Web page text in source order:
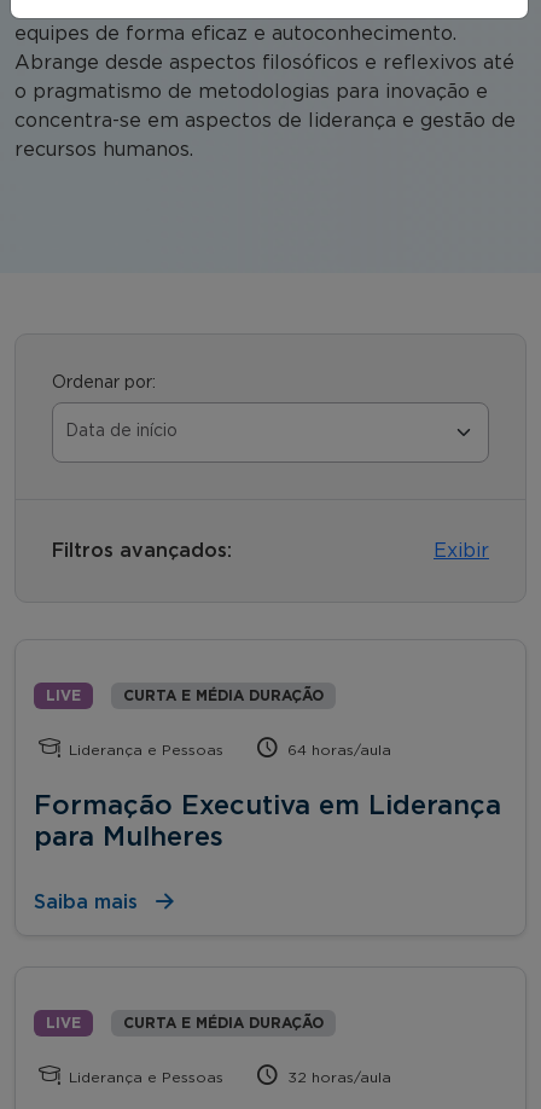
equipes de forma eficaz e autoconhecimento.
Abrange desde aspectos filosóficos e reflexivos até
o pragmatismo de metodologias para inovação e
concentra-se em aspectos de liderança e gestão de
recursos humanos.
Ordenar por:
Filtros avançados: Exibir
LIVE CURTA E MÉDIA DURAÇÃO
Liderança e Pessoas 64 horas/aula
Formação Executiva em Liderança
para Mulheres
Saiba mais
LIVE CURTA E MÉDIA DURAÇÃO
Liderança e Pessoas 32 horas/aula